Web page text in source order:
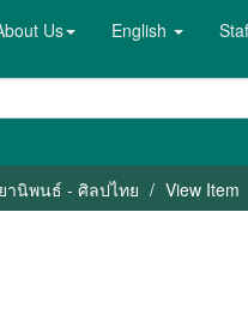
Us English
านิพนธ์ - ศิลปไทย View Item